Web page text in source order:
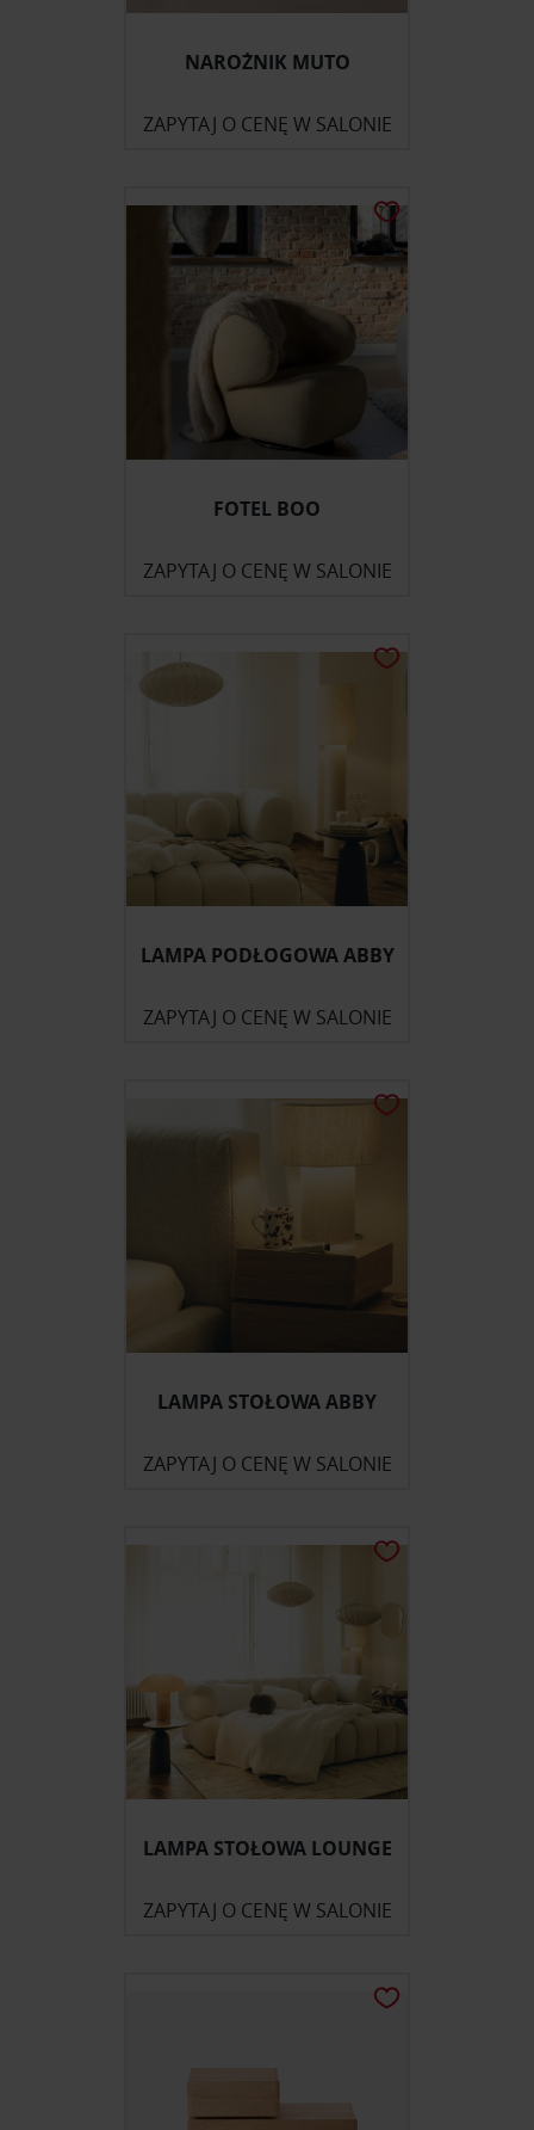
NAROŻNIK MUTO
ZAPYTAJ O CENĘ W SALONIE
FOTEL BOO
ZAPYTAJ O CENĘ W SALONIE
LAMPA PODŁOGOWA ABBY
ZAPYTAJ O CENĘ W SALONIE
LAMPA STOŁOWA ABBY
ZAPYTAJ O CENĘ W SALONIE
LAMPA STOŁOWA LOUNGE
ZAPYTAJ O CENĘ W SALONIE